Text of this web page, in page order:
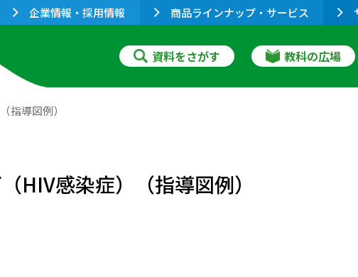
企業情報・採用情報 商品ラインナップ・サービス
資料をさがす 教科の広場
指導図例）
HIV感染症）（指導図例）